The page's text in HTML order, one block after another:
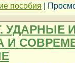
пособия |
УДАРНЫЕ
И